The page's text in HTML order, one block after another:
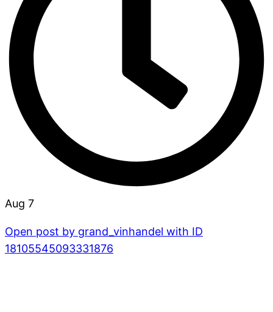
Aug 7
Open post by grand_vinhandel with ID
18105545093331876